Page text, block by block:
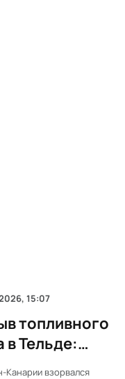
15:07
топливного
в Тельде:
жертва
Канарии взорвался